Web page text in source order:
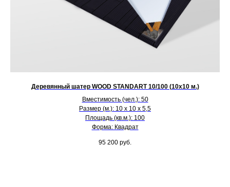
Деревянный шатер WOOD STANDART 10/100 (10х10 м.)
Вместимость (чел.): 50
Размер (м.): 10 х 10 х 5,5
Площадь (кв.м.): 100
Форма: Квадрат
95 200 руб.